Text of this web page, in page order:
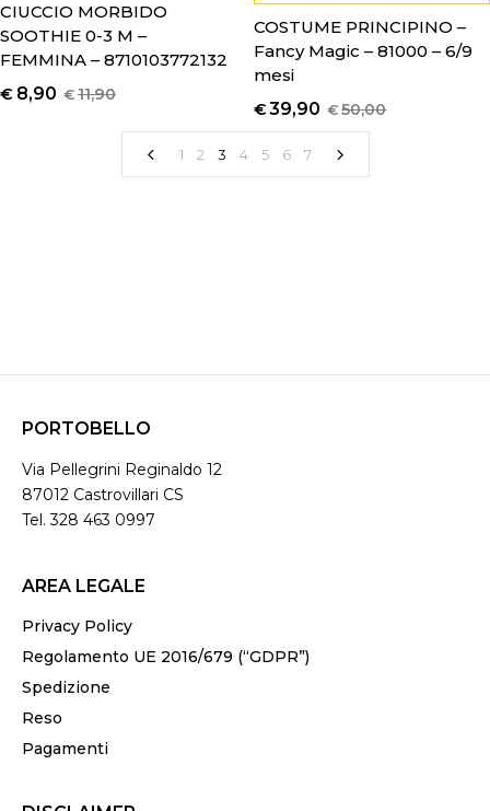
CIUCCIO MORBIDO
SOOTHIE 0-3 M –
FEMMINA – 8710103772132
€11,90
€ 8,90
COSTUME PRINCIPINO –
Fancy Magic – 81000 – 6/9
mesi
€ 50,00
€39,90
1 2 3 4 5 6 7
PORTOBELLO
Via Pellegrini Reginaldo 12
87012 Castrovillari CS
Tel. 328 463 0997
AREA LEGALE
Privacy Policy
Regolamento UE 2016/679 (“GDPR”)
Spedizione
Reso
Pagamenti